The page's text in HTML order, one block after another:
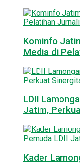
Kominfo
Media di
LDII
Jatim,
Kader